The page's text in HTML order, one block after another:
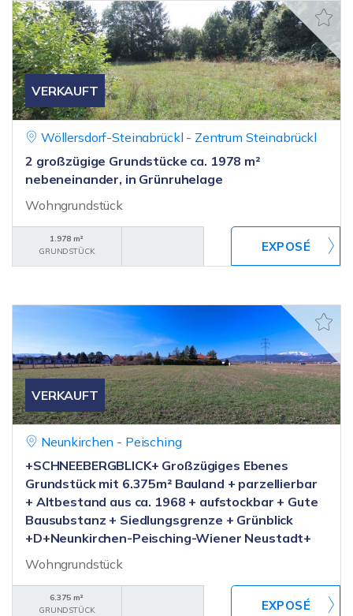
VERKAUFT
Wöllersdorf-Steinabrückl - Zentrum Steinabrückl
2 großzügige Grundstücke ca. 1978 m²
nebeneinander, in Grünruhelage
Wohngrundstück
1.978 m²
GRUNDSTÜCK
VERKAUFT
Neunkirchen - Peisching
+SCHNEEBERGBLICK+ Großzügiges Ebenes
Grundstück mit 6.375m² Bauland + parzellierbar
+ Altbestand aus ca. 1968 + aufstockbar + Gute
Bausubstanz + Siedlungsgrenze + Grünblick
+D+Neunkirchen-Peisching-Wiener Neustadt+
Wohngrundstück
6.375 m²
GRUNDSTÜCK